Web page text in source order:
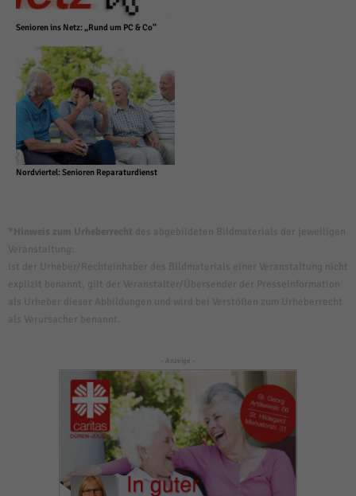
Senioren ins Netz: „Rund um PC & Co“
Nordviertel: Senioren Reparaturdienst
- Anzeige -